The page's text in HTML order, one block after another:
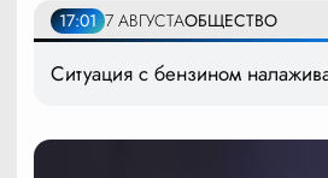
17:01 7 АВГУСТАОБЩЕСТВО
Ситуация с бензином